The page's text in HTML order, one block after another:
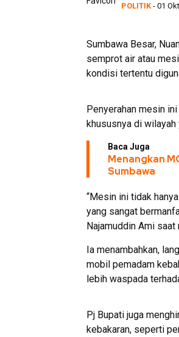
POLITIK - 01
Sumbawa Besar,
semprot air atau
kondisi tertentu
Penyerahan mesin
khususnya di wilayah
Baca Juga
Menangkan
Sumbawa
“Mesin ini tidak
yang sangat
Najamuddin Ami
Ia menambahkan,
mobil pemadam
lebih waspada
Pj Bupati juga
kebakaran, seperti